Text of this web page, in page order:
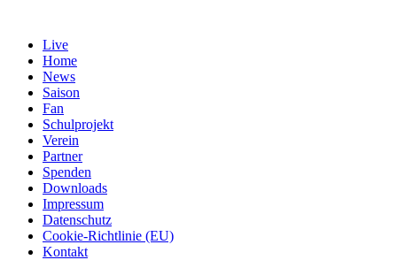
Live
Home
News
Saison
Fan
Schulprojekt
Verein
Partner
Spenden
Downloads
Impressum
Datenschutz
Cookie-Richtlinie (EU)
Kontakt